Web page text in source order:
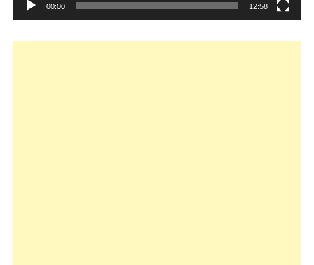
00:00 12:58